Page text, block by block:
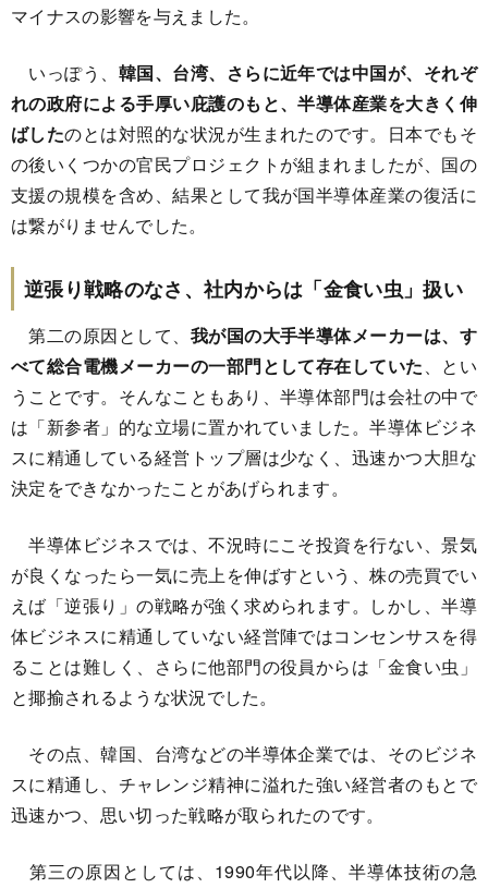
マイナスの影響を与えました。
いっぽう、 韓国、台湾、さらに近年では中国が、それぞ
れの政府による手厚い庇護のもと、半導体産業を大きく伸
ばしたのとは対照的な状況が生まれたのです。日本でもそ
の後いくつかの官民プロジェクトが組まれましたが、国の
支援の規模を含め、結果として我が国半導体産業の復活に
は繋がりませんでした。
逆張り戦略のなさ、社内からは「金食い虫」扱い
第二の原因として、 我が国の大手半導体メーカーは、す
べて総合電機メーカーの一部門として存在していた、とい
うことです。そんなこともあり、半導体部門は会社の中で
は「新参者」的な立場に置かれていました。半導体ビジネ
スに精通している経営トップ層は少なく、迅速かつ大胆な
決定をできなかったことがあげられます。
半導体ビジネスでは、不況時にこそ投資を行ない、景気
が良くなったら一気に売上を伸ばすという、株の売買でい
えば「逆張り」の戦略が強く求められます。しかし、半導
体ビジネスに精通していない経営陣ではコンセンサスを得
ることは難しく、さらに他部門の役員からは「金食い虫」
と揶揄されるような状況でした。
その点、韓国、台湾などの半導体企業では、そのビジネ
スに精通し、チャレンジ精神に溢れた強い経営者のもとで
迅速かつ、思い切った戦略が取られたのです。
第三の原因としては、1990年代以降、半導体技術の急